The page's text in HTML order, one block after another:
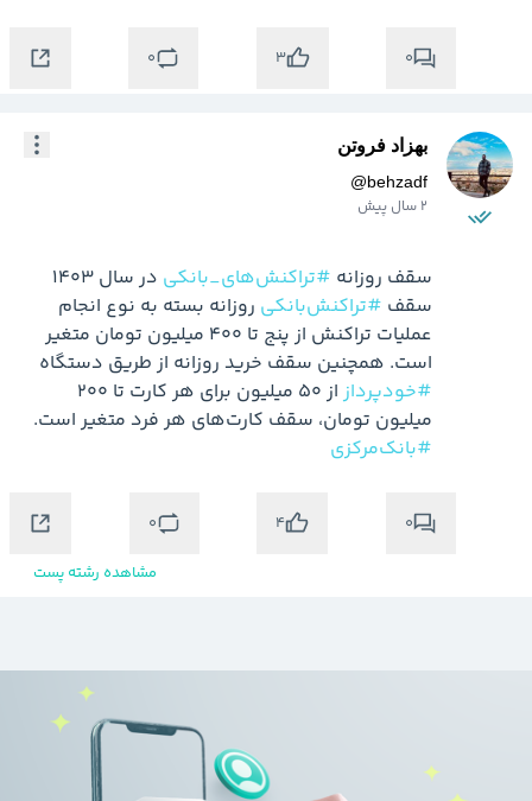
0
3
0
بهزاد فروتن
@behzadf
2 سال پیش
سقف روزانه #تراکنش‌های_بانکی
سقف #تراکنش‌بانکی
است. همچنین سقف خرید روزانه از طریق دستگاه
#خودپرداز
میلیون تومان، سقف کارت‌های هر فرد متغیر است.
#بانک‌مرکزی
0
4
0
مشاهده رشته پست